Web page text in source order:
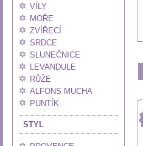
VÍLY
MOŘE
ZVÍŘECÍ
SRDCE
SLUNEČNICE
LEVANDULE
RŮŽE
ALFONS MUCHA
PUNTÍK
STYL